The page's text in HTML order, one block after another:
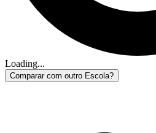
Loading...
Comparar com outro Escola?